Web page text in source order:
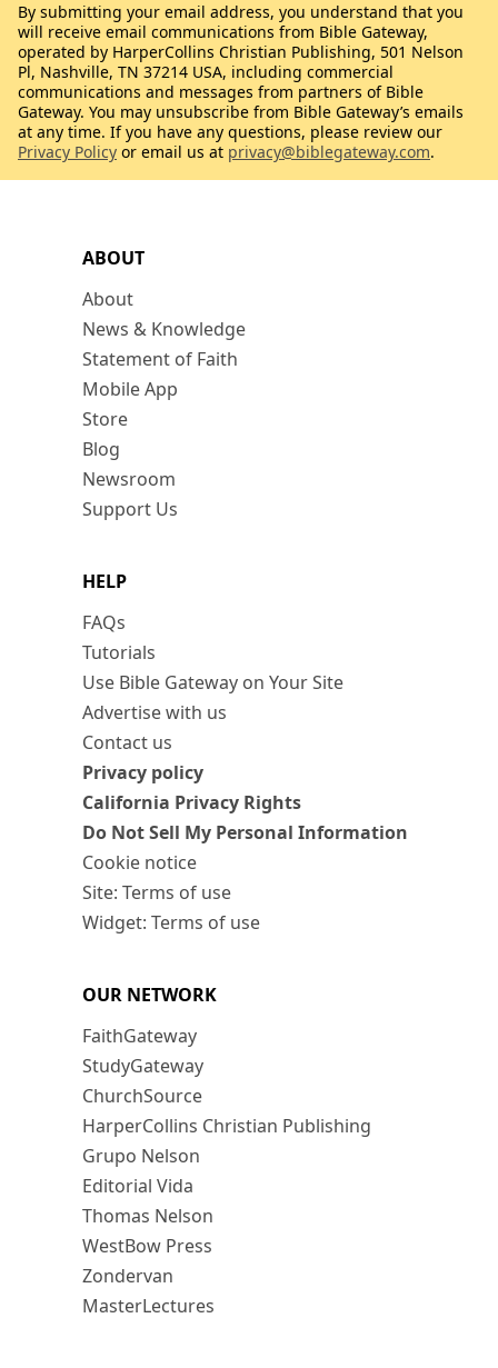
ABOUT
About
News & Knowledge
Statement of Faith
Mobile App
Store
Blog
Newsroom
Support Us
HELP
FAQs
Tutorials
Use Bible Gateway on Your Site
Advertise with us
Contact us
Privacy policy
California Privacy Rights
Do Not Sell My Personal Information
Cookie notice
Site: Terms of use
Widget: Terms of use
OUR NETWORK
FaithGateway
StudyGateway
ChurchSource
HarperCollins Christian Publishing
Grupo Nelson
Editorial Vida
Thomas Nelson
WestBow Press
Zondervan
MasterLectures
By submitting your email address, you understand that you
will receive email communications from Bible Gateway,
operated by HarperCollins Christian Publishing, 501 Nelson
Pl, Nashville, TN 37214 USA, including commercial
communications and messages from partners of Bible
Gateway. You may unsubscribe from Bible Gateway’s emails
at any time. If you have any questions, please review our
Privacy Policy or email us at privacy@biblegateway.com.